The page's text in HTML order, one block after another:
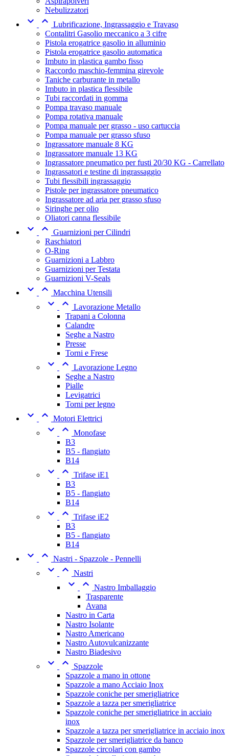
Nebulizzatori
  Lubrificazione, Ingrassaggio e Travaso
Contalitri Gasolio meccanico a 3 cifre
Pistola erogatrice gasolio in alluminio
Pistola erogatrice gasolio automatica
Imbuto in plastica gambo fisso
Raccordo maschio-femmina girevole
Taniche carburante in metallo
Imbuto in plastica flessibile
Tubi raccordati in gomma
Pompa travaso manuale
Pompa rotativa manuale
Pompa manuale per grasso - uso cartuccia
Pompa manuale per grasso sfuso
Ingrassatore manuale 8 KG
Ingrassatore manuale 13 KG
Ingrassatore pneumatico per fusti 20/30 KG - Carrellato
Ingrassatori e testine di ingrassaggio
Tubi flessibili ingrassaggio
Pistole per ingrassatore pneumatico
Ingrassatore ad aria per grasso sfuso
Siringhe per olio
Oliatori canna flessibile
  Guarnizioni per Cilindri
Raschiatori
O-Ring
Guarnizioni a Labbro
Guarnizioni per Testata
Guarnizioni V-Seals
  Macchina Utensili
  Lavorazione Metallo
Trapani a Colonna
Calandre
Seghe a Nastro
Presse
Torni e Frese
  Lavorazione Legno
Seghe a Nastro
Pialle
Levigatrici
Torni per legno
  Motori Elettrici
  Monofase
B3
B5 - flangiato
B14
  Trifase iE1
B3
B5 - flangiato
B14
  Trifase iE2
B3
B5 - flangiato
B14
  Nastri - Spazzole - Pennelli
  Nastri
  Nastro Imballaggio
Trasparente
Avana
Nastro in Carta
Nastro Isolante
Nastro Americano
Nastro Autovulcanizzante
Nastro Biadesivo
 
Spazzole
Spazzole a mano in ottone
Spazzole a mano Acciaio Inox
Spazzole coniche per smerigliatrice
Spazzole a tazza per smerigliatrice
Spazzole coniche per smerigliatrice in acciaio
inox
Spazzole a tazza per smerigliatrice in acciaio inox
Spazzole per smerigliatrice da banco
Spazzole circolari con gambo